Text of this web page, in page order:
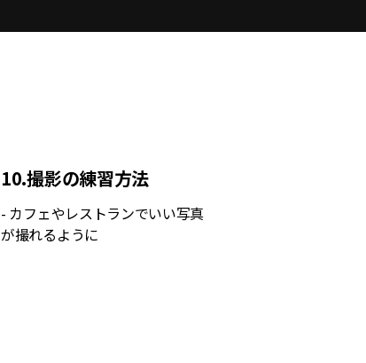
10.撮影の練習方法
- カフェやレストランでいい写真
が撮れるように